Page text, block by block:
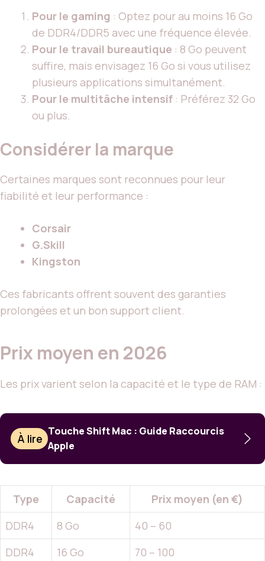
Pour le gaming : Optez pour au moins 16 Go
de DDR4/DDR5 avec une fréquence élevée.
Pour le travail bureautique : 8 Go peuvent
suffire, mais envisagez 16 Go si vous utilisez
plusieurs applications simultanément.
Pour le multitâche intensif : Préférez 32 Go
ou plus.
Considérer la marque
Certaines marques sont reconnues pour leur
fiabilité et leur performance :
Corsair
G.Skill
Kingston
Ces fabricants offrent souvent des garanties
prolongées et un bon support client.
Prix moyen en 2026
Les prix varient selon la capacité et le type de RAM :
À lire
Touche Shift Mac : Guide Raccourcis
Apple
Type Capacité
Prix moyen (en €)
DDR4
8 Go
40 – 60
DDR4
16 Go
70 – 100